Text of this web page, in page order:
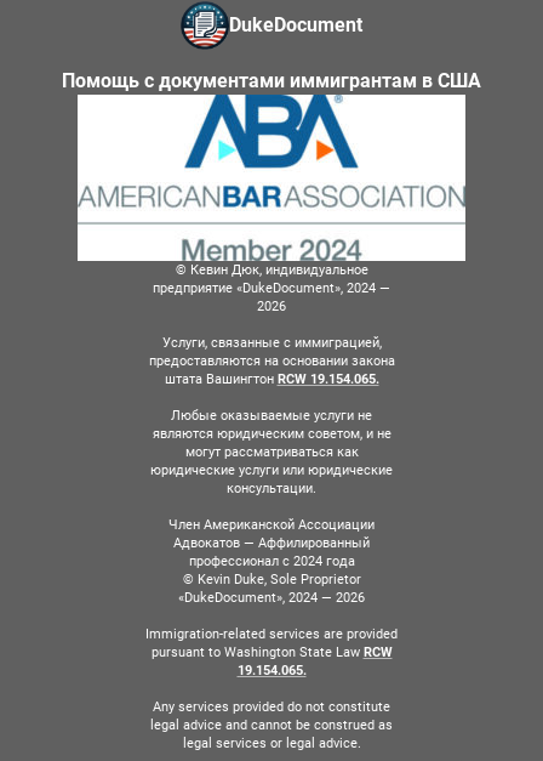
DukeDocument
Помощь с документами иммигрантам в США
© Кевин Дюк, индивидуальное
предприятие «DukeDocument», 2024 —
2026
Услуги, связанные с иммиграцией,
предоставляются на основании закона
штата Вашингтон RCW 19.154.065.
Любые оказываемые услуги не
являются юридическим советом, и не
могут рассматриваться как
юридические услуги или юридические
консультации.
Член Американской Ассоциации
Адвокатов — Аффилированный
профессионал с 2024 года
© Kevin Duke, Sole Proprietor
«DukeDocument», 2024 — 2026
Immigration-related services are provided
pursuant to Washington State Law RCW
19.154.065.
Any services provided do not constitute
legal advice and cannot be construed as
legal services or legal advice.